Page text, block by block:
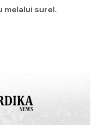
melalui surel.